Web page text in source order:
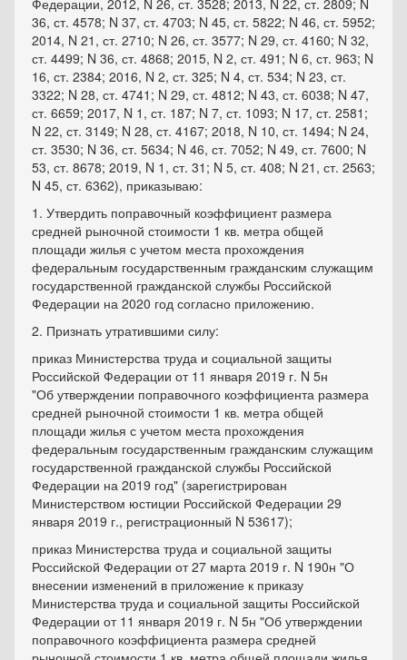
Федерации, 2012, N 26, ст. 3528; 2013, N 22, ст. 2809; N
36, ст. 4578; N 37, ст. 4703; N 45, ст. 5822; N 46, ст. 5952;
2014, N 21, ст. 2710; N 26, ст. 3577; N 29, ст. 4160; N 32,
ст. 4499; N 36, ст. 4868; 2015, N 2, ст. 491; N 6, ст. 963; N
16, ст. 2384; 2016, N 2, ст. 325; N 4, ст. 534; N 23, ст.
3322; N 28, ст. 4741; N 29, ст. 4812; N 43, ст. 6038; N 47,
ст. 6659; 2017, N 1, ст. 187; N 7, ст. 1093; N 17, ст. 2581;
N 22, ст. 3149; N 28, ст. 4167; 2018, N 10, ст. 1494; N 24,
ст. 3530; N 36, ст. 5634; N 46, ст. 7052; N 49, ст. 7600; N
53, ст. 8678; 2019, N 1, ст. 31; N 5, ст. 408; N 21, ст. 2563;
N 45, ст. 6362), приказываю:
1. Утвердить поправочный коэффициент размера
средней рыночной стоимости 1 кв. метра общей
площади жилья с учетом места прохождения
федеральным государственным гражданским служащим
государственной гражданской службы Российской
Федерации на 2020 год согласно приложению.
2. Признать утратившими силу:
приказ Министерства труда и социальной защиты
Российской Федерации от 11 января 2019 г. N 5н
"Об утверждении поправочного коэффициента размера
средней рыночной стоимости 1 кв. метра общей
площади жилья с учетом места прохождения
федеральным государственным гражданским служащим
государственной гражданской службы Российской
Федерации на 2019 год" (зарегистрирован
Министерством юстиции Российской Федерации 29
января 2019 г., регистрационный N 53617);
приказ Министерства труда и социальной защиты
Российской Федерации от 27 марта 2019 г. N 190н "О
внесении изменений в приложение к приказу
Министерства труда и социальной защиты Российской
Федерации от 11 января 2019 г. N 5н "Об утверждении
поправочного коэффициента размера средней